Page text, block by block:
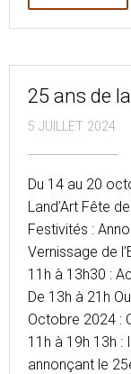
25 ans de
5 JUILLET 2024
Du 14 au 20
Land’Art Fête
Festivités :
Vernissage de
11h à 13h30 :
De 13h à 21h
Octobre 2024 :
11h à 19h 13h :
annonçant le